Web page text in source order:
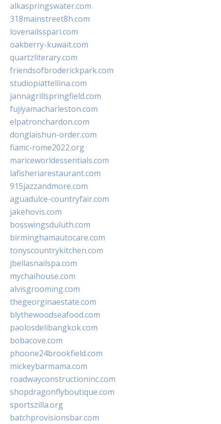
alkaspringswater.com
318mainstreet8h.com
lovenailsspari.com
oakberry-kuwait.com
quartzliterary.com
friendsofbroderickpark.com
studiopiattellina.com
jannagrillspringfield.com
fujiyamacharleston.com
elpatronchardon.com
donglaishun-order.com
fiamc-rome2022.org
mariceworldessentials.com
lafisheriarestaurant.com
915jazzandmore.com
aguadulce-countryfair.com
jakehovis.com
bosswingsduluth.com
birminghamautocare.com
tonyscountrykitchen.com
jbellasnailspa.com
mychaihouse.com
alvisgrooming.com
thegeorginaestate.com
blythewoodseafood.com
paolosdelibangkok.com
bobacove.com
phoone24brookfield.com
mickeybarmama.com
roadwayconstructioninc.com
shopdragonflyboutique.com
sportszilla.org
batchprovisionsbar.com